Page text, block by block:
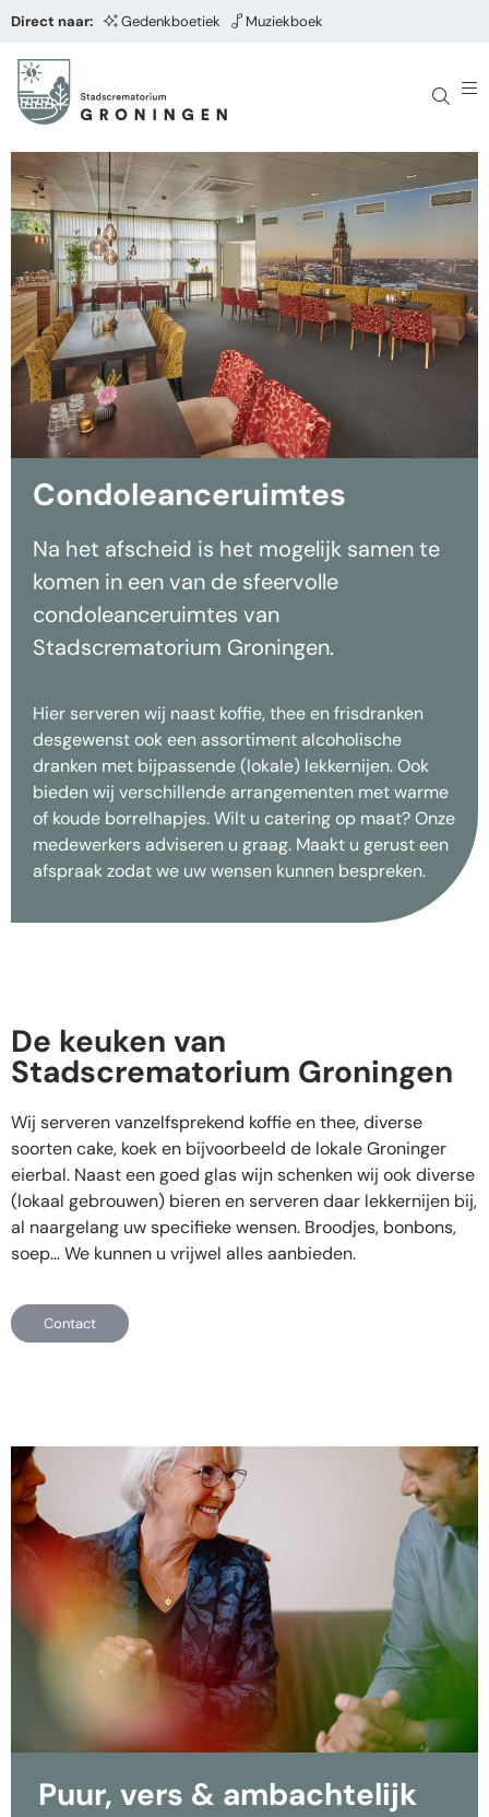
Direct naar: Gedenkboetiek Muziekboek
Condoleanceruimtes
Na het afscheid is het mogelijk samen te
komen in een van de sfeervolle
condoleanceruimtes van
Stadscrematorium Groningen.
Hier serveren wij naast koffie, thee en frisdranken
desgewenst ook een assortiment alcoholische
dranken met bijpassende (lokale) lekkernijen. Ook
bieden wij verschillende arrangementen met warme
of koude borrelhapjes. Wilt u catering op maat? Onze
medewerkers adviseren u graag. Maakt u gerust een
afspraak zodat we uw wensen kunnen bespreken.
De keuken van
Stadscrematorium Groningen
Wij serveren vanzelfsprekend koffie en thee, diverse
soorten cake, koek en bijvoorbeeld de lokale Groninger
eierbal. Naast een goed glas wijn schenken wij ook diverse
(lokaal gebrouwen) bieren en serveren daar lekkernijen bij,
al naargelang uw specifieke wensen. Broodjes, bonbons,
soep… We kunnen u vrijwel alles aanbieden.
Contact
Puur, vers & ambachtelijk